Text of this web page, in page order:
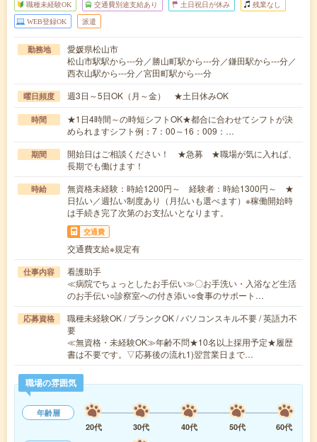
職種未経験OK 交通費別途支給あり 土日祝日が休み 残業なし
WEB登録OK 派遣
勤務地
愛媛県松山市
松山市駅駅から---分／勝山町駅から---分／鎌田駅から---分／
西衣山駅から---分／宮田町駅から---分
曜日頻度 週3日～5日OK（月～金） ★土日休みOK
時間
★1日4時間～の時短シフトOK★都合に合わせてシフトが決
められますシフト例：7：00～16：009：…
期間
開始日はご相談ください！ ★急募 ★職場が気に入れば、
長期でも働けます！
時給
無資格未経験：時給1200円～ 経験者：時給1300円～ ★
日払い／週払い制度あり（月払いも選べます）※稼働開始時
は手続き完了次第のお支払いとなります。
交通費
交通費支給※規定有
仕事内容
看護助手
≪病院でちょっとしたお手伝い≫〇お手洗い・入浴など生活
のお手伝い○診察室への付き添い○食事のサポート…
応募資格
職種未経験OK / ブランクOK / パソコンスキル不要 / 英語力不
要
≪無資格・未経験OK≫年齢不問★10名以上採用予定★履歴
書は不要です。▽応募後の流れ1)翌営業日まで…
職場の雰囲気
年齢層
20代
30代 40代 50代
60代